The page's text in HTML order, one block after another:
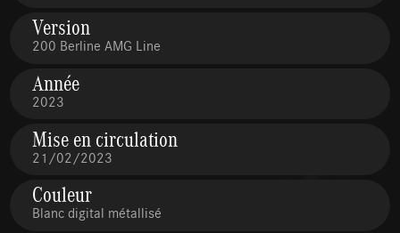
Version
200 Berline AMG Line
Année
2023
Mise en circulation
21/02/2023
Couleur
Blanc digital métallisé